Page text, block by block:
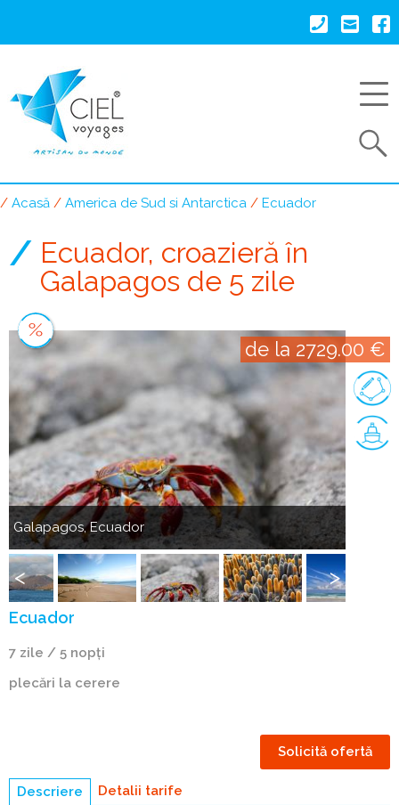
conţinutul
Acasă America de Sud si Antarctica Ecuador
Ecuador, croazieră în
Galapagos de 5 zile
Galapagos,
Ecuador
Galapagos, Ecuador
Anterior Următorul
Anterior Următorul
Ecuador
7 zile / 5 nopți
plecări la cerere
de la 2729.00 €
Solicită ofertă
Descriere
Detalii tarife